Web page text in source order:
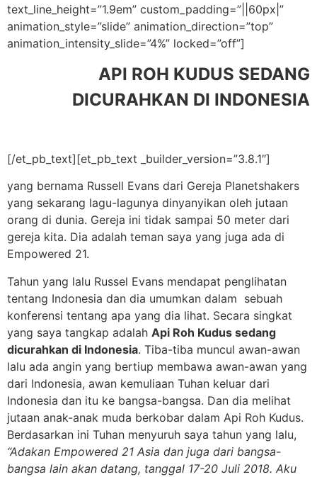
text_line_height=”1.9em” custom_padding=”||60px|”
animation_style=”slide” animation_direction=”top”
animation_intensity_slide=”4%” locked=”off”]
API ROH KUDUS SEDANG
DICURAHKAN DI INDONESIA
[/et_pb_text][et_pb_text _builder_version=”3.8.1″]
yang bernama Russell Evans dari Gereja Planetshakers
yang sekarang lagu-lagunya dinyanyikan oleh jutaan
orang di dunia. Gereja ini tidak sampai 50 meter dari
gereja kita. Dia adalah teman saya yang juga ada di
Empowered 21.
Tahun yang lalu Russel Evans mendapat penglihatan
tentang Indonesia dan dia umumkan dalam sebuah
konferensi tentang apa yang dia lihat. Secara singkat
yang saya tangkap adalah Api Roh Kudus sedang
dicurahkan di Indonesia. Tiba-tiba muncul awan-awan
lalu ada angin yang bertiup membawa awan-awan yang
dari Indonesia, awan kemuliaan Tuhan keluar dari
Indonesia dan itu ke bangsa-bangsa. Dan dia melihat
jutaan anak-anak muda berkobar dalam Api Roh Kudus.
Berdasarkan ini Tuhan menyuruh saya tahun yang lalu,
“Adakan Empowered 21 Asia dan juga dari bangsa-
bangsa lain akan datang, tanggal 17-20 Juli 2018. Aku